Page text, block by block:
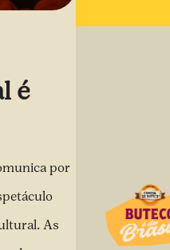
é
por
As